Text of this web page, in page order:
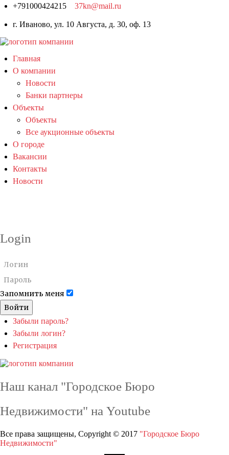
+791000424215 37kn@mail.ru
г. Иваново, ул. 10 Августа, д. 30, оф. 13
Главная
О компании
Новости
Банки партнеры
Объекты
Объекты
Все аукционные объекты
О городе
Вакансии
Контакты
Новости
Login
Запомнить меня
Войти
Забыли пароль?
Забыли логин?
Регистрация
Наш канал "Городское Бюро
Недвижимости" на Youtube
Все права защищены, Copyright © 2017 "Городское Бюро
Недвижимости"